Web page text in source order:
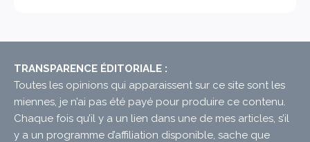
TRANSPARENCE ÉDITORIALE :
Toutes les opinions qui apparaissent sur ce site sont les
miennes, je n’ai pas été payé pour produire ce contenu.
Chaque fois qu’il y a un lien dans une de mes articles, s’il
y a un programme d’affiliation disponible, sache que